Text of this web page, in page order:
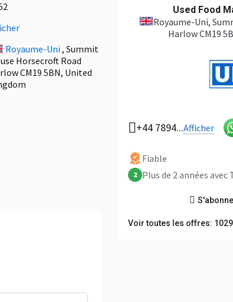
Royaume-Uni, Summit
Horsecroft Road
CM19 5BN, United
Used Food
Royaume-Uni,
Harlow CM19
+44 7894...Afficher
Fiable
2 Plus de 2 années avec
Voir toutes les offres: 1029